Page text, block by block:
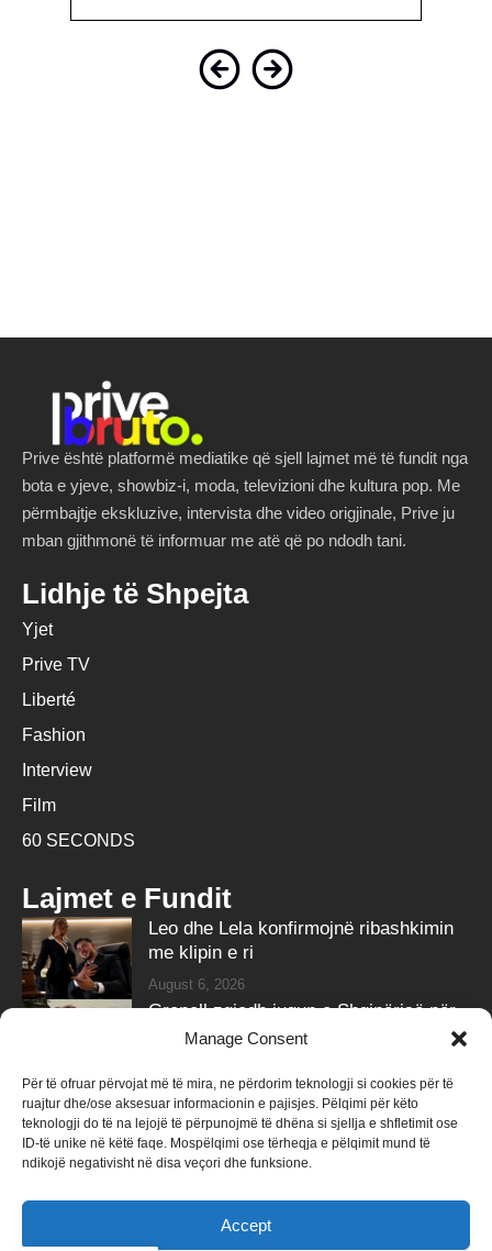
Manage Consent
Për të ofruar përvojat më të mira, ne përdorim teknologji si cookies për të
ruajtur dhe/ose aksesuar informacionin e pajisjes. Pëlqimi për këto
teknologji do të na lejojë të përpunojmë të dhëna si sjellja e shfletimit ose
ID-të unike në këtë faqe. Mospëlqimi ose tërheqja e pëlqimit mund të
ndikojë negativisht në disa veçori dhe funksione.
Accept
Prive është platformë mediatike që sjell lajmet më të fundit nga
bota e yjeve, showbiz-i, moda, televizioni dhe kultura pop. Me
përmbajtje ekskluzive, intervista dhe video origjinale, Prive ju
mban gjithmonë të informuar me atë që po ndodh tani.
Lidhje të Shpejta
Yjet
Prive TV
Liberté
Fashion
Interview
Film
60 SECONDS
Lajmet e Fundit
Leo dhe Lela konfirmojnë ribashkimin
me klipin e ri
August 6, 2026
Grenell zgjedh jugun e Shqipërisë për
pushime, ndan fotot
Follow Us
258kFollowers 415k Followers
Subscribers